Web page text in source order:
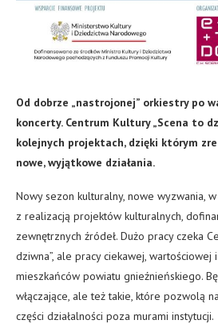
Od dobrze „nastrojonej” orkiestry po
koncerty. Centrum Kultury „Scena to
kolejnych projektach, dzięki którym
nowe, wyjątkowe działania.
Nowy sezon kulturalny, nowe wyzwania,
z realizacją projektów kulturalnych,
zewnętrznych źródeł. Dużo pracy czeka
dziwna”, ale pracy ciekawej, wartościowej
mieszkańców powiatu gnieźnieńskiego.
włączające, ale też takie, które pozwolą
części działalności poza murami instytucji.